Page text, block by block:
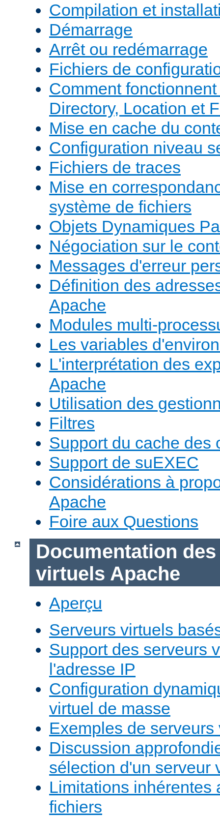
Compilation et
Démarrage
Arrêt ou redémarrage
Fichiers de
Comment
Directory, Location et
Mise en cache du
Configuration niveau
Fichiers de traces
Mise en
système de fichiers
Objets Dynamiques
Négociation sur le
Messages d'erreur
Définition des
Apache
Modules multi-
Les variables
L'interprétation des
Apache
Utilisation des
Filtres
Support du cache des
Support de suEXEC
Considérations à
Apache
Foire aux Questions
Documentation
virtuels Apache
Aperçu
Serveurs virtuels
Support des serveurs
l'adresse IP
Configuration
virtuel de masse
Exemples de serveurs
Discussion
sélection d'un serveur
Limitations inhérentes
fichiers